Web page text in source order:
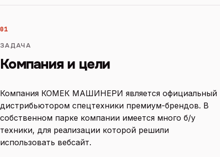
01
ЗАДАЧА
Компания и цели
Компания КОМЕК МАШИНЕРИ является официальный
дистрибьютором спецтехники премиум-брендов. В
собственном парке компании имеется много б/у
техники, для реализации которой решили
использовать вебсайт.